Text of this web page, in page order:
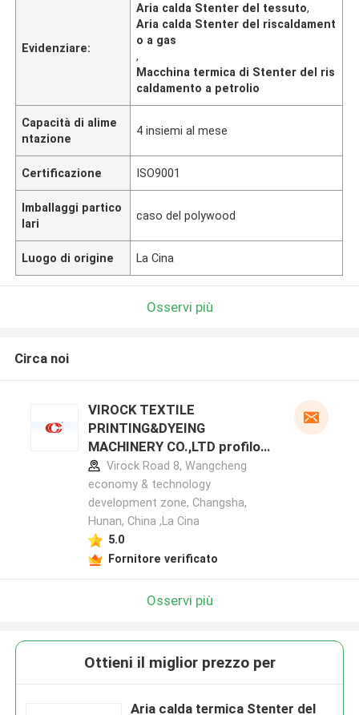
Evidenziare:
Aria calda Stenter del tessuto,
Aria calda Stenter del riscaldament
o a gas
,
Macchina termica di Stenter del ris
caldamento a petrolio
Capacità di alime
ntazione
4 insiemi al mese
Certificazione ISO9001
Imballaggi partico
lari
caso del polywood
Luogo di origine La Cina
Osservi più
Circa noi
VIROCK TEXTILE
PRINTING&DYEING
MACHINERY CO.,LTD profilo
del produttore
Virock Road 8, Wangcheng
economy & technology
development zone, Changsha,
Hunan, China ,La Cina
5.0
Fornitore verificato
Osservi più
Ottieni il miglior prezzo per
Aria calda termica Stenter del